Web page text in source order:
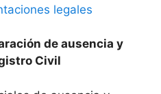
legales
de ausencia y
Civil